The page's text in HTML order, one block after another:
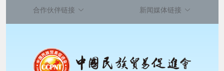
合作伙伴链接
新闻媒体链接